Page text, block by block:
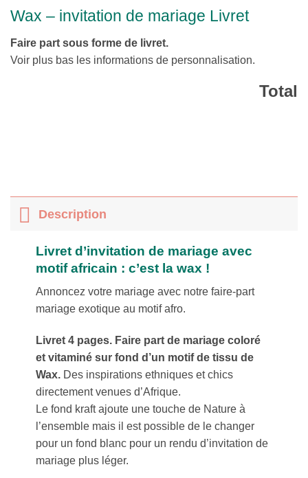
Wax – invitation de mariage Livret
Faire part sous forme de livret.
Voir plus bas les informations de personnalisation.
Total
Description
Livret d’invitation de mariage avec
motif africain : c’est la wax !
Annoncez votre mariage avec notre faire-part
mariage exotique au motif afro.
Livret 4 pages. Faire part de mariage coloré
et vitaminé sur fond d’un motif de tissu de
Wax. Des inspirations ethniques et chics
directement venues d’Afrique.
Le fond kraft ajoute une touche de Nature à
l’ensemble mais il est possible de le changer
pour un fond blanc pour un rendu d’invitation de
mariage plus léger.